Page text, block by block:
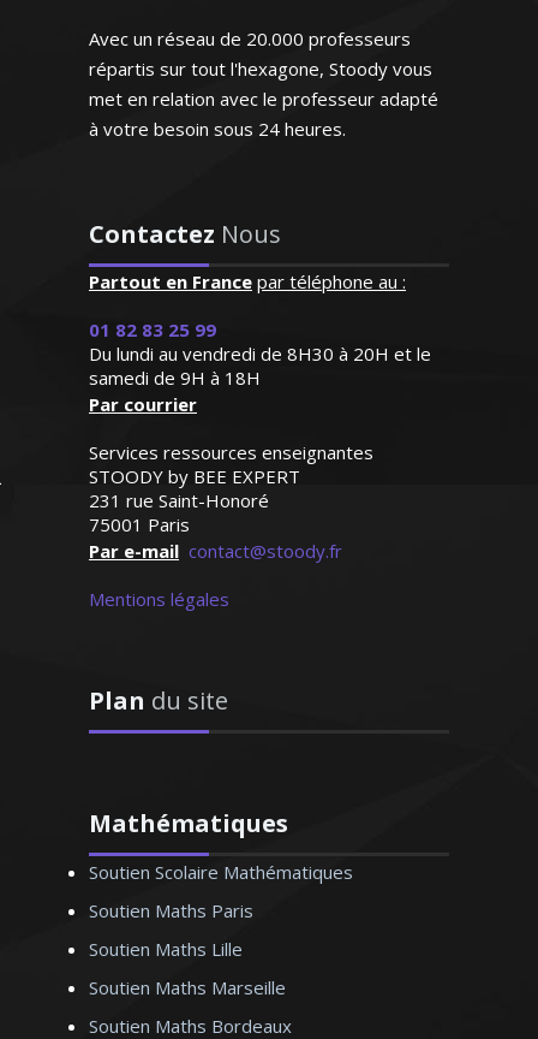
"Le professeur STOODY a
su booster la confiance à
notre fils qui a
progressivement "perdu
matière élargissant
l'horizon de ses objectifs;
Ainsi fait, il s’enthousiasme
de plus en plus pour les
maths et les résultats
en première S)
d’anglais - Bordeaux
Professeur certifiée de mathématiques
particuliers à domicile tous niveaux
(jusqu'au baccalauréat). Dynamique,
patiente et méthodique, je suis capable
rien de temps
Madame W. Hélène – Professeur de
Ingénieur de formation, je possède une
domicile. Du lycée et jusqu'aux classes
préparatoires, j’assure des cours de
Madame Y. Coralie – Professeur de
mathématiques - Lyon
Avec un réseau de 20.000 professeurs
répartis sur tout l'hexagone, Stoody vous
met en relation avec le professeur adapté
à votre besoin sous 24 heures.
Contactez Nous
Partout en France par téléphone au :
01 82 83 25 99
Du lundi au vendredi de 8H30 à 20H et le
samedi de 9H à 18H
Par courrier
Services ressources enseignantes
STOODY by BEE EXPERT
231 rue Saint-Honoré
75001 Paris
Par e-mail contact@stoody.fr
Mentions légales
Plan du site
Mathématiques
Soutien Scolaire Mathématiques
Soutien Maths Paris
Soutien Maths Lille
Soutien Maths Marseille
Soutien Maths Bordeaux